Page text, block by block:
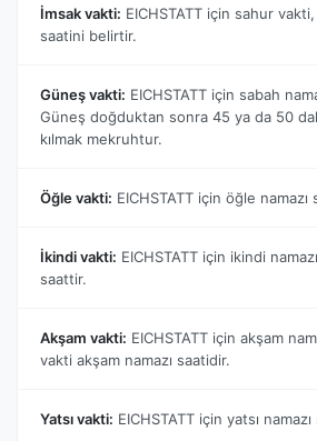
İmsak vakti: EICHSTATT için sahur vakti,
saatini belirtir.
Güneş vakti: EICHSTATT için sabah
Güneş doğduktan sonra 45 ya da 50
kılmak mekruhtur.
Öğle vakti: EICHSTATT için öğle
İkindi vakti: EICHSTATT için ikindi
saattir.
Akşam vakti: EICHSTATT için akşam
vakti akşam namazı saatidir.
Yatsı vakti: EICHSTATT için yatsı